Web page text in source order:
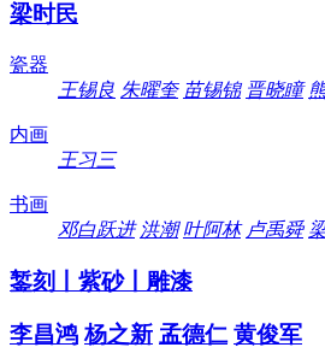
梁时民
瓷器
王锡良 朱曜奎 苗锡锦 晋晓瞳
内画
王习三
书画
邓白跃进 洪潮 叶阿林 卢禹舜
錾刻丨紫砂丨雕漆
李昌鸿 杨之新 孟德仁 黄俊军